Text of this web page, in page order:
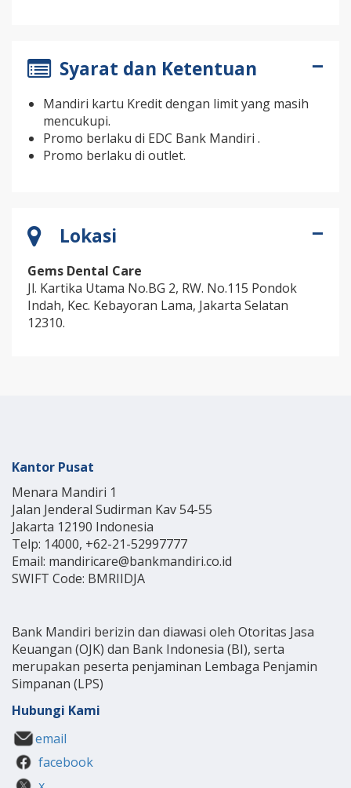
Syarat dan Ketentuan
Mandiri kartu Kredit dengan limit yang masih
mencukupi.
Promo berlaku di EDC Bank Mandiri .
Promo berlaku di outlet.
Lokasi
Gems Dental Care
Jl. Kartika Utama No.BG 2, RW. No.115 Pondok
Indah, Kec. Kebayoran Lama, Jakarta Selatan
12310.
Kantor Pusat
Menara Mandiri 1
Jalan Jenderal Sudirman Kav 54-55
Jakarta 12190 Indonesia
Telp: 14000, +62-21-52997777
Email: mandiricare@bankmandiri.co.id
SWIFT Code: BMRIIDJA
Bank Mandiri berizin dan diawasi oleh Otoritas Jasa
Keuangan (OJK) dan Bank Indonesia (BI), serta
merupakan peserta penjaminan Lembaga Penjamin
Simpanan (LPS)
Hubungi Kami
email
facebook